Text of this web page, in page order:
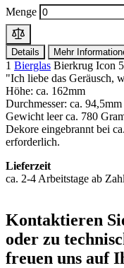
Menge
Details Mehr
1 Bierglas Bierkrug Icon
"Ich liebe das Geräusch,
Höhe: ca. 162mm
Durchmesser: ca.
Gewicht leer ca. 780
Dekore eingebrannt bei
erforderlich.
Lieferzeit
ca. 2-4 Arbeitstage ab
Kontaktieren
oder zu
freuen uns auf